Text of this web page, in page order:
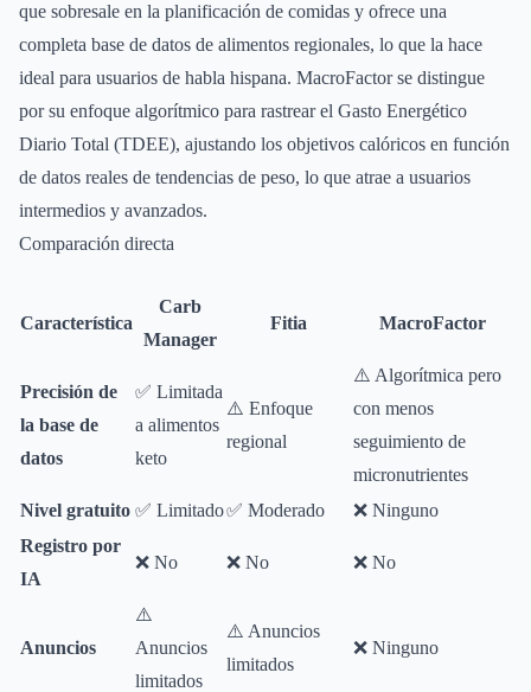
que sobresale en la planificación de comidas y ofrece una
completa base de datos de alimentos regionales, lo que la hace
ideal para usuarios de habla hispana. MacroFactor se distingue
por su enfoque algorítmico para rastrear el Gasto Energético
Diario Total (TDEE), ajustando los objetivos calóricos en función
de datos reales de tendencias de peso, lo que atrae a usuarios
intermedios y avanzados.
Comparación directa
Característica
Carb
Manager
Fitia MacroFactor
Precisión de
la base de
datos
✅ Limitada
a alimentos
keto
⚠️ Enfoque
regional
⚠️ Algorítmica pero
con menos
seguimiento de
micronutrientes
Nivel gratuito ✅ Limitado✅ Moderado
❌ Ninguno
Registro por
IA
❌ No ❌ No ❌ No
Anuncios
⚠️
Anuncios
limitados
⚠️ Anuncios
limitados
❌ Ninguno